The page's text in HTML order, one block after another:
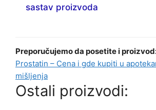
sastav proizvoda
Preporučujemo da posetite i
Prostatin – Cena i gde kupiti u
mišljenja
Ostali proizvodi: